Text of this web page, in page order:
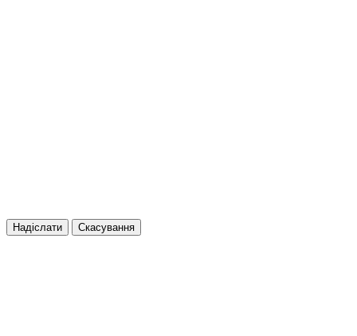
Надіслати Скасування